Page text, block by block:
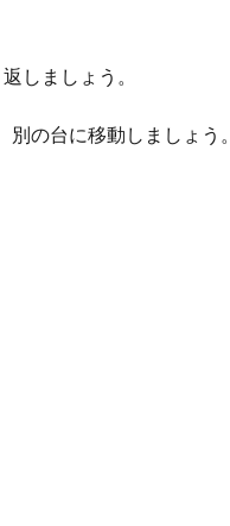
しましょう。
の台に移動しましょう。